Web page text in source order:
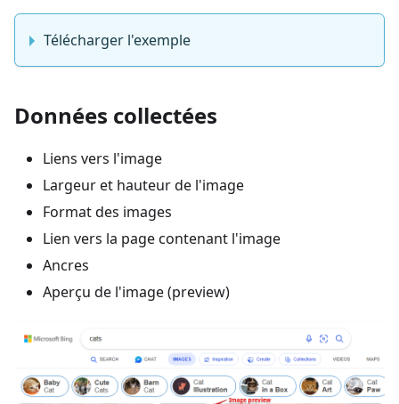
Télécharger l'exemple
Données collectées
Liens vers l'image
Largeur et hauteur de l'image
Format des images
Lien vers la page contenant l'image
Ancres
Aperçu de l'image (preview)